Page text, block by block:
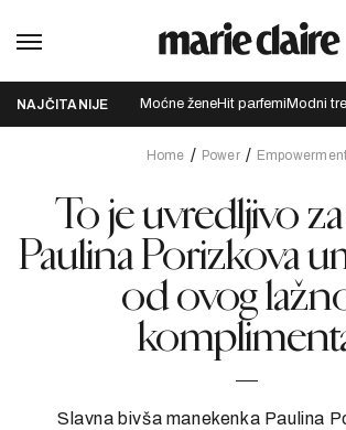
NAJČITANIJE Moćne ženeHit parfemi Modni
Home Power Empowerment
To je uvredljivo
Paulina Porizkova
od ovog
Slavna bivša manekenka Paulina